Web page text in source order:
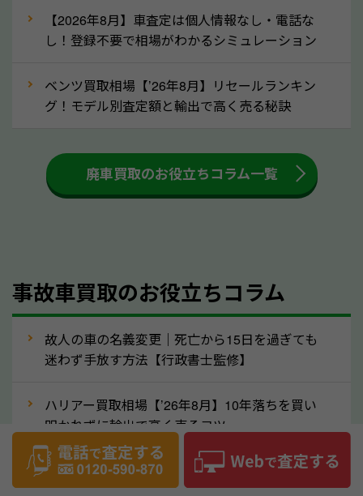
しばらく乗っていない車は、車内のシートや座席の下
が汚れていることも多いです。シミや汚れが付着して
す。車内の汚れは簡単な清掃だけで取り除けることも
多いため、査定前にチェックして、清掃をしておくの
大きな汚れがない限り必要はありません。査定に影響
するケースは少ないため、そのままお持ちいただいて
あるため、まずは和歌山県のソコカラへ車の状態につ
いてお気軽にご相談ください。
⑥車の需要が高まるタイミングで売るのも
高価買取のポイント！
買取依頼をするのもポイントです。車にも需要の高い
時期と低い時期があり、低い時期だと査定金額が抑え
めになる可能性もあります。逆に需要が高い時期であ
れば、高い価格でも買取やすくなります。一般的に新
【2026年8月】車査定は個人情報なし・電話な
し！登録不要で相場がわかるシミュレーション
ベンツ買取相場【’26年8月】リセールランキン
グ！モデル別査定額と輸出で高く売る秘訣
廃車買取のお役立ちコラム一覧
事故車買取のお役立ちコラム
故人の車の名義変更｜死亡から15日を過ぎても
迷わず手放す方法【行政書士監修】
ハリアー買取相場【’26年8月】10年落ちを買い
叩かれずに輸出で高く売るコツ
ヴェルファイア買取相場【’26年8月】10年落ち
でも「輸出」で高く売るコツ